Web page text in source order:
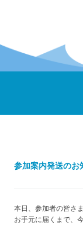
参加案内発送のお
本日、参加者の皆さ
お手元に届くまで、